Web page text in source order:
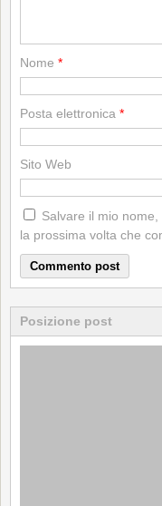
Nome *
Posta elettronica *
Sito Web
Salvare il mio
la prossima volta che
Posizione post